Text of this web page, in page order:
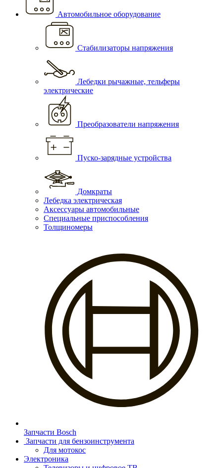
Автомобильное оборудование
Стабилизаторы напряжения
Лебедки рычажные, тельферы
электрические
Преобразователи напряжения
Пуско-зарядные устройства
Домкраты
Лебедка электрическая
Аксессуары автомобильные
Специальные приспособления
Толщиномеры
Запчасти Bosch
Запчасти для бензоинструмента
Для мотокос
Электроника